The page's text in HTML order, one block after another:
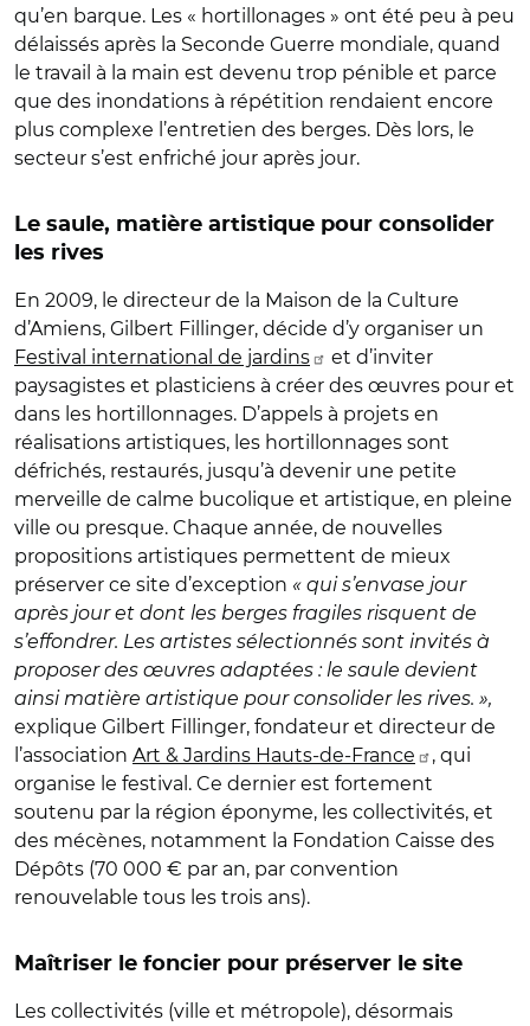
qu’en barque. Les « hortillonages » ont été peu à peu
délaissés après la Seconde Guerre mondiale, quand
le travail à la main est devenu trop pénible et parce
que des inondations à répétition rendaient encore
plus complexe l’entretien des berges. Dès lors, le
secteur s’est enfriché jour après jour.
Le saule, matière artistique pour consolider
les rives
En 2009, le directeur de la Maison de la Culture
d’Amiens, Gilbert Fillinger, décide d’y organiser un
Festival international de jardins
et d’inviter
paysagistes et plasticiens à créer des œuvres pour et
dans les hortillonnages. D’appels à projets en
réalisations artistiques, les hortillonnages sont
défrichés, restaurés, jusqu’à devenir une petite
merveille de calme bucolique et artistique, en pleine
ville ou presque. Chaque année, de nouvelles
propositions artistiques permettent de mieux
préserver ce site d’exception « qui s’envase jour
après jour et dont les berges fragiles risquent de
s’effondrer. Les artistes sélectionnés sont invités à
proposer des œuvres adaptées : le saule devient
ainsi matière artistique pour consolider les rives. »,
explique Gilbert Fillinger, fondateur et directeur de
l’association Art & Jardins Hauts-de-France
, qui
organise le festival. Ce dernier est fortement
soutenu par la région éponyme, les collectivités, et
des mécènes, notamment la Fondation Caisse des
Dépôts (70 000 € par an, par convention
renouvelable tous les trois ans).
Maîtriser le foncier pour préserver le site
Les collectivités (ville et métropole), désormais